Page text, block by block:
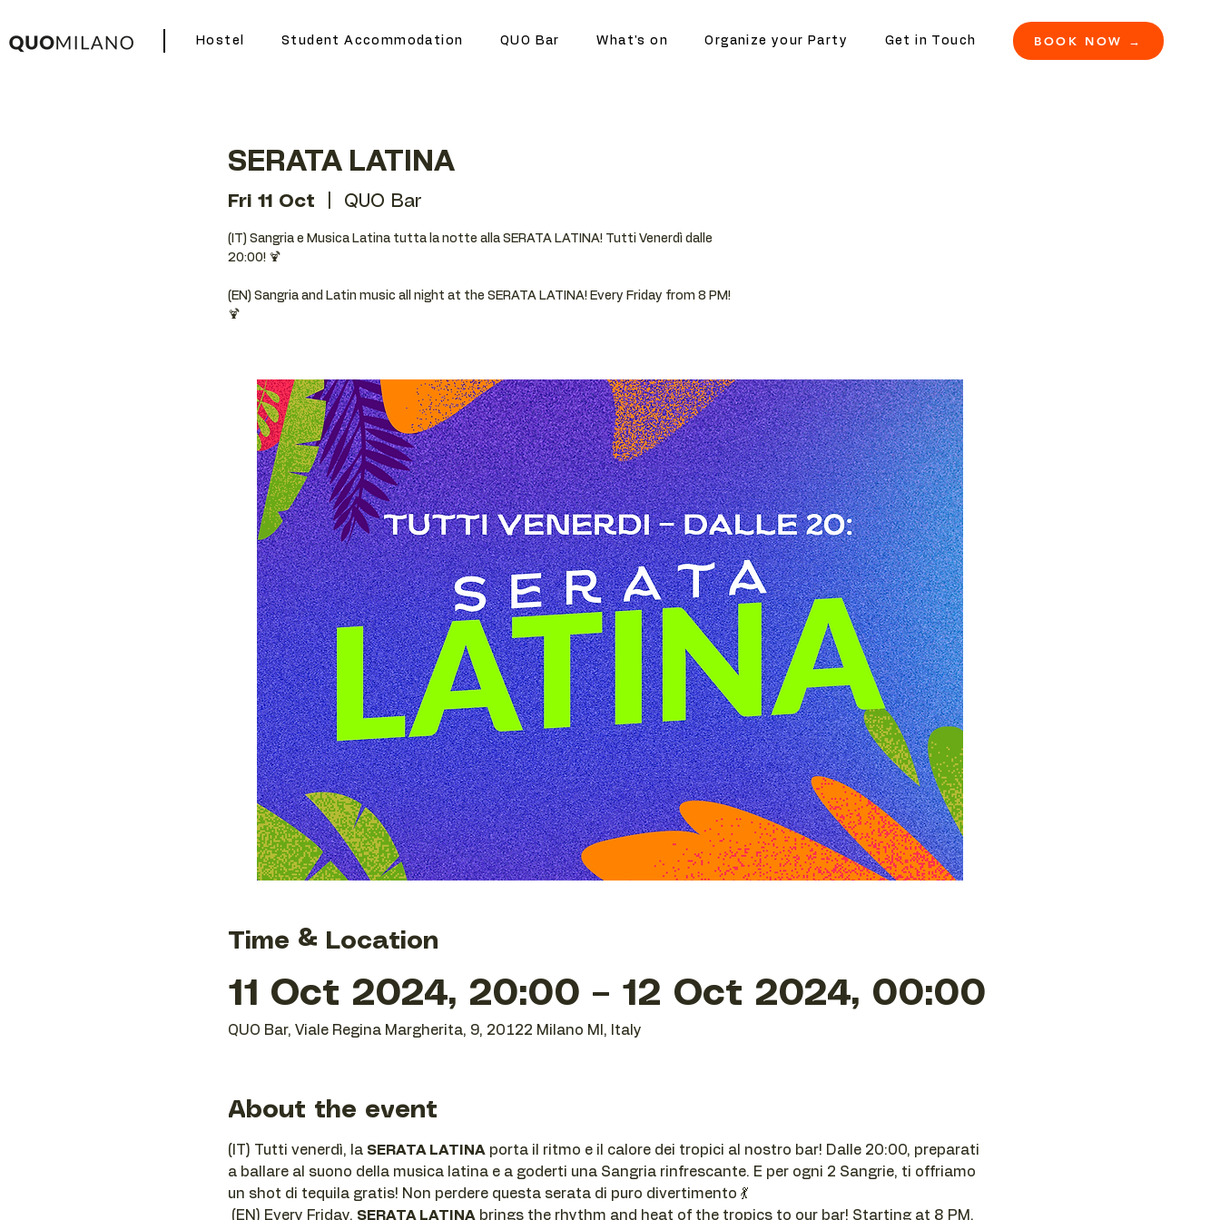
Hostel Student Accommodation QUO Bar What's on Organize your Party Get in Touch BOOK NOW →
SERATA LATINA
Fri 11 Oct QUO Bar
(IT) Sangria e Musica Latina tutta la notte alla SERATA LATINA! Tutti Venerdì dalle
20:00! 🍹
(EN) Sangria and Latin music all night at the SERATA LATINA! Every Friday from 8 PM!
🍹
Time & Location
11 Oct 2024, 20:00 – 12 Oct 2024, 00:00
QUO Bar, Viale Regina Margherita, 9, 20122 Milano MI, Italy
About the event
(IT) Tutti venerdì, la SERATA LATINA porta il ritmo e il calore dei tropici al nostro bar! Dalle 20:00, preparati
a ballare al suono della musica latina e a goderti una Sangria rinfrescante. E per ogni 2 Sangrie, ti offriamo
un shot di tequila gratis! Non perdere questa serata di puro divertimento 💃
(EN) Every Friday, SERATA LATINA brings the rhythm and heat of the tropics to our bar! Starting at 8 PM,